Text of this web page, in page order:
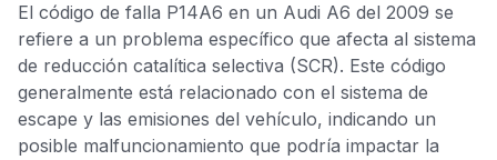
El código de falla P14A6 en un Audi A6 del 2009 se
refiere a un problema específico que afecta al sistema
de reducción catalítica selectiva (SCR). Este código
generalmente está relacionado con el sistema de
escape y las emisiones del vehículo, indicando un
posible malfuncionamiento que podría impactar la